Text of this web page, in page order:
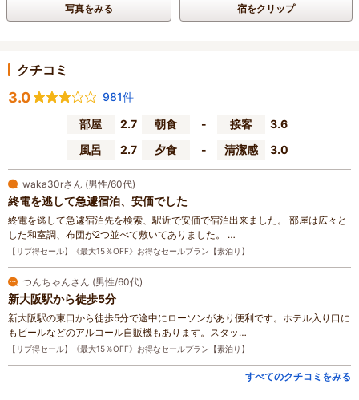
写真をみる 宿をクリップ
クチコミ
3.0
981件
部屋
2.7 朝食 - 接客
3.6
風呂
2.7 夕食 - 清潔感 3.0
waka30rさん (男性/60代)
終電を逃して急遽宿泊、安価でした
終電を逃して急遽宿泊先を検索、駅近で安価で宿泊出来ました。 部屋は広々と
した和室調、布団が2つ並べて敷いてありました。 …
【リブ得セール】《最大15％OFF》お得なセールプラン【素泊り】
つんちゃんさん (男性/60代)
新大阪駅から徒歩5分
新大阪駅の東口から徒歩5分で途中にローソンがあり便利です。ホテル入り口に
もビールなどのアルコール自販機もあります。スタッ…
【リブ得セール】《最大15％OFF》お得なセールプラン【素泊り】
すべてのクチコミをみる